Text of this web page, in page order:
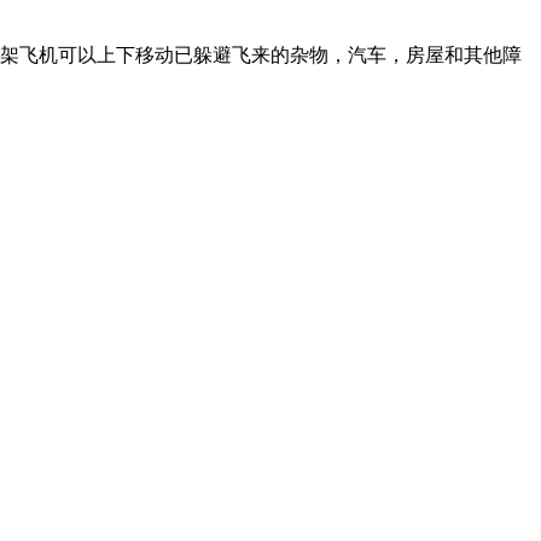
机可以上下移动已躲避飞来的杂物，汽车，房屋和其他障